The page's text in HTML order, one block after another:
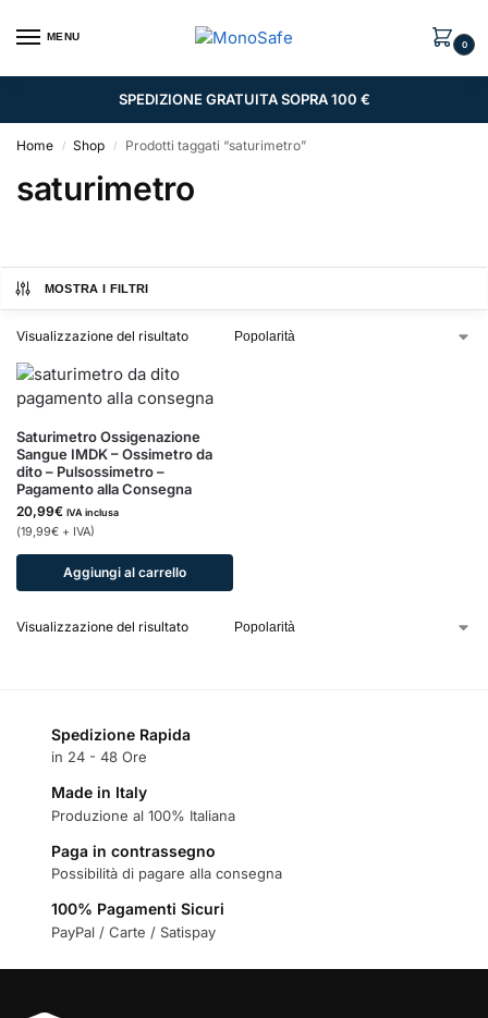
MENU
0
SPEDIZIONE GRATUITA SOPRA 100 €
Home / Shop / Prodotti taggati “saturimetro”
saturimetro
MOSTRA I FILTRI
Visualizzazione del risultato
Saturimetro Ossigenazione
Sangue IMDK – Ossimetro da
dito – Pulsossimetro –
Pagamento alla Consegna
20,99€ IVA inclusa
(19,99€ + IVA)
Aggiungi al carrello
Visualizzazione del risultato
Spedizione Rapida
in 24 - 48 Ore
Made in Italy
Produzione al 100% Italiana
Paga in contrassegno
Possibilità di pagare alla consegna
100% Pagamenti Sicuri
PayPal / Carte / Satispay